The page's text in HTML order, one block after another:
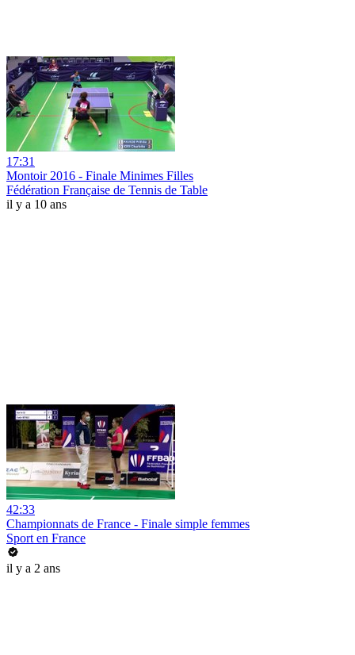
17:31
Montoir 2016 - Finale Minimes Filles
Fédération Française de Tennis de Table
il y a 10 ans
42:33
Championnats de France - Finale simple femmes
Sport en France
il y a 2 ans